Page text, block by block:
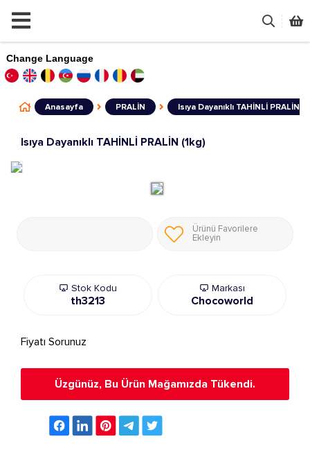
Change Language
Anasayfa PRALİN Isıya Dayanıklı TAHİNLİ PRALİN
Isıya Dayanıklı TAHİNLİ PRALİN (1kg)
Ürünü Favorilere
Ekleyin
Stok Kodu
th3213
Markası
Chocoworld
Fiyatı Sorunuz
Üzgünüz, Bu Ürün Mağamızda Tükendi.